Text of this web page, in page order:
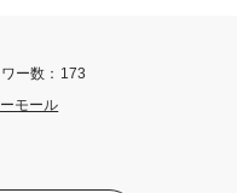
ー数：173
モール